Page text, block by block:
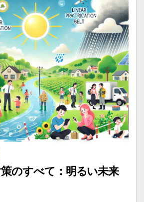
のすべて：明るい未来